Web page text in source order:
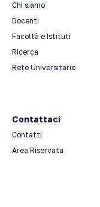
Chi siamo
Docenti
Facoltà e Istituti
Ricerca
Rete Universitarie
Contattaci
Contatti
Area Riservata